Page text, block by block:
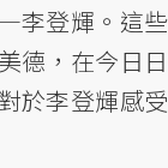
李登輝。這些
德，在今日日
於李登輝感受